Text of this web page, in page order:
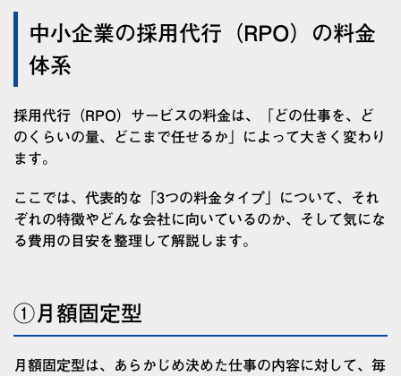
中小企業の採用代行（RPO）の料金
体系
採用代行（RPO）サービスの料金は、「どの仕事を、ど
のくらいの量、どこまで任せるか」によって大きく変わり
ます。
ここでは、代表的な「3つの料金タイプ」について、それ
ぞれの特徴やどんな会社に向いているのか、そして気にな
る費用の目安を整理して解説します。
①月額固定型
月額固定型は、あらかじめ決めた仕事の内容に対して、毎